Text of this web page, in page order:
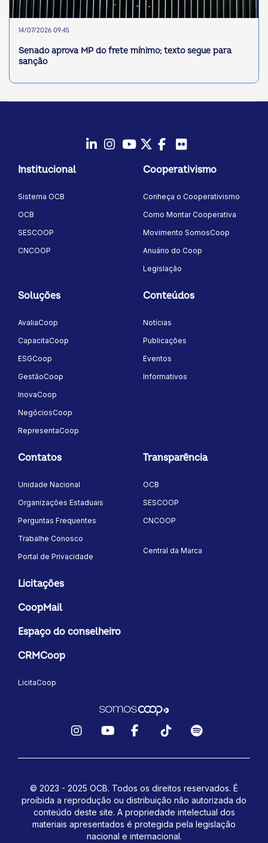
14/07/2026 09:45
Senado aprova MP do frete mínimo; texto segue para
sanção
Institucional
Sistema OCB
OCB
SESCOOP
CNCOOP
Cooperativismo
Conheça o Cooperativismo
Como Montar Cooperativa
Movimento SomosCoop
Anuário do Coop
Legislação
Soluções
AvaliaCoop
CapacitaCoop
ESGCoop
GestãoCoop
InovaCoop
NegóciosCoop
RepresentaCoop
Conteúdos
Notícias
Publicações
Eventos
Informativos
Contatos
Unidade Nacional
Organizações Estaduais
Perguntas Frequentes
Trabalhe Conosco
Portal de Privacidade
Transparência
OCB
SESCOOP
CNCOOP
Central da Marca
Licitações
CoopMail
Espaço do conselheiro
CRMCoop
LicitaCoop
© 2023 - 2025 OCB. Todos os direitos reservados. É
proibida a reprodução ou distribuição não autorizada do
conteúdo deste site. A propriedade intelectual dos
materiais apresentados é protegida pela legislação
nacional e internacional.